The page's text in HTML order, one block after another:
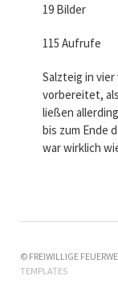
19 Bilder
115 Aufrufe
Salzteig in
vorbereitet,
ließen
bis zum Ende
war wirklich
© FREIWILLIGE
TEMPLATES